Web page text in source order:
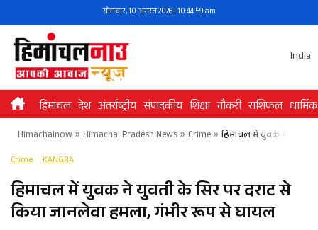
to
content
सोमवार, 10 अगस्त 2026 | 10:44:59 am
India
हिमांचल देश अंतर्राष्ट्रीय संपादकीय शिक्षा नौकरी राशिफल धार्मिक
Himachalnow» Himachal Pradesh News» Crime» हिमाचल में युवक ने युवती के
Crime KANGRA
हिमाचल में युवक ने युवती के सिर पर दराट से
किया जानलेवा हमला, गंभीर रूप से घायल